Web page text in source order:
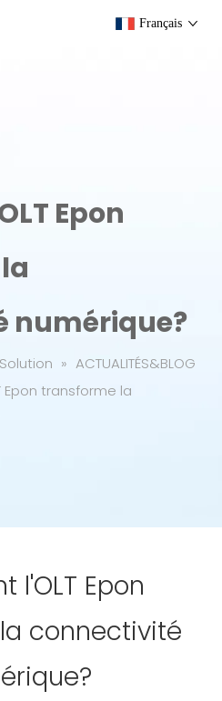
Français
Epon
numérique?
Solution » ACTUALITÉS&BLOG
Epon transforme la
l'OLT Epon
connectivité